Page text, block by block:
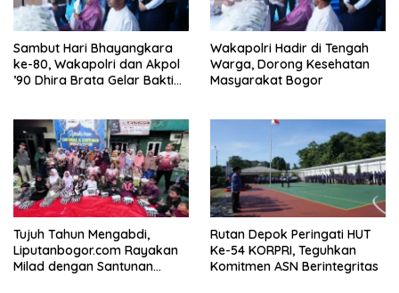
Sambut Hari Bhayangkara
ke-80, Wakapolri dan Akpol
’90 Dhira Brata Gelar Bakti
Wakapolri Hadir di Tengah
Warga, Dorong Kesehatan
Masyarakat Bogor
Tujuh Tahun Mengabdi,
Liputanbogor.com Rayakan
Milad dengan Santunan
Rutan Depok Peringati HUT
Ke-54 KORPRI, Teguhkan
Komitmen ASN Berintegritas